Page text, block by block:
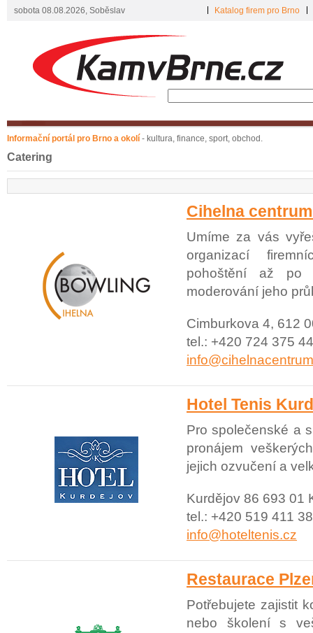
Informační portál pro Brno a okolí - kultura, finance, sport, obchod.
Katalog firem pro Brno
sobota 08.08.2026, Soběslav
Catering
Cihelna
Umíme za vás
organizací
pohoštění až po
moderování jeho
Cimburkova 4, 612
tel.: +420 724 375
Hotel Tenis
Pro společenské a
pronájem
jejich ozvučení a
Kurdějov 86 693 01
tel.: +420 519 411
info@hoteltenis.cz
Restaurace
Potřebujete zajistit
nebo školení s